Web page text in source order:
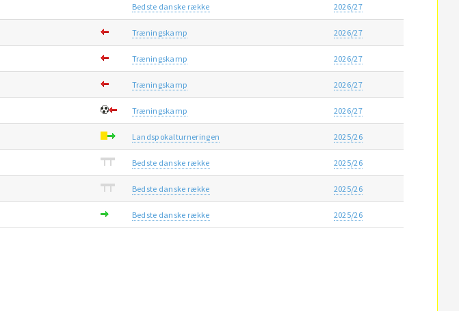
Bedste danske række 2026/27
Træningskamp 2026/27
Træningskamp 2026/27
Træningskamp 2026/27
Træningskamp 2026/27
Landspokalturneringen 2025/26
Bedste danske række 2025/26
Bedste danske række 2025/26
Bedste danske række 2025/26